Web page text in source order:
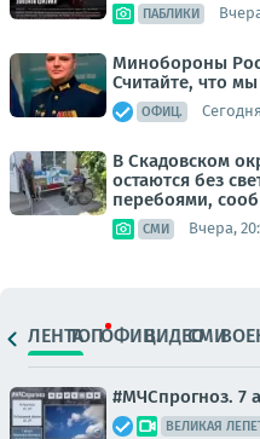
ПАБЛИКИ
Минобороны
Считайте, что
ОФИЦ.
В Скадовском
остаются без
перебоями,
СМИ Вчера,
ЛЕНТАТОПОФИЦ.ВИДЕОСМИ
#МЧСпрогноз. 7
ВЕЛИКАЯ